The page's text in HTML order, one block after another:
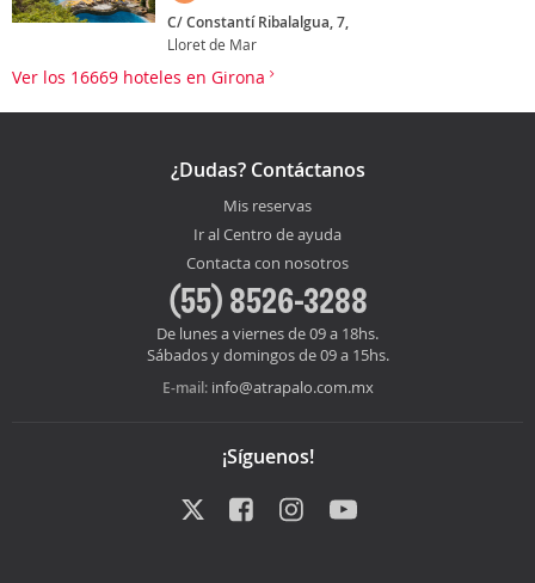
C/ Constantí Ribalalgua, 7,
Lloret de Mar
Ver los 16669 hoteles en Girona
¿Dudas? Contáctanos
Mis reservas
Ir al Centro de ayuda
Contacta con nosotros
(55) 8526-3288
De lunes a viernes de 09 a 18hs.
Sábados y domingos de 09 a 15hs.
E-mail: info@atrapalo.com.mx
¡Síguenos!